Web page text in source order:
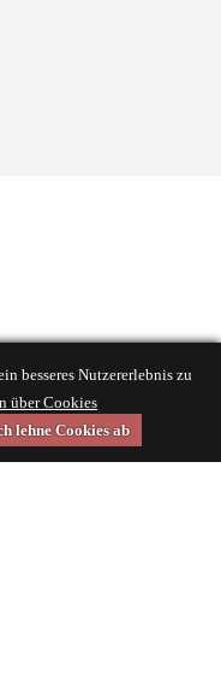
besseres Nutzererlebnis zu
über Cookies
lehne Cookies ab